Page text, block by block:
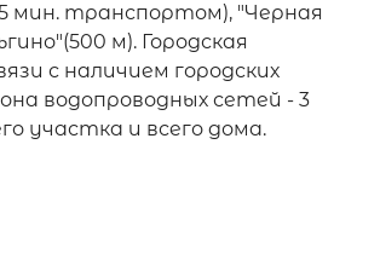
мин. транспортом), "Черная
м). Городская
с наличием городских
водопроводных сетей - 3
участка и всего дома.